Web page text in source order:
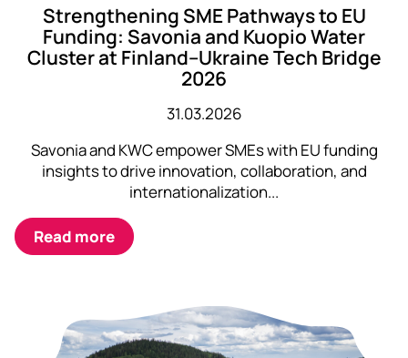
Strengthening SME Pathways to EU
Funding: Savonia and Kuopio Water
Cluster at Finland–Ukraine Tech Bridge
2026
31.03.2026
Savonia and KWC empower SMEs with EU funding
insights to drive innovation, collaboration, and
internationalization...
Read more